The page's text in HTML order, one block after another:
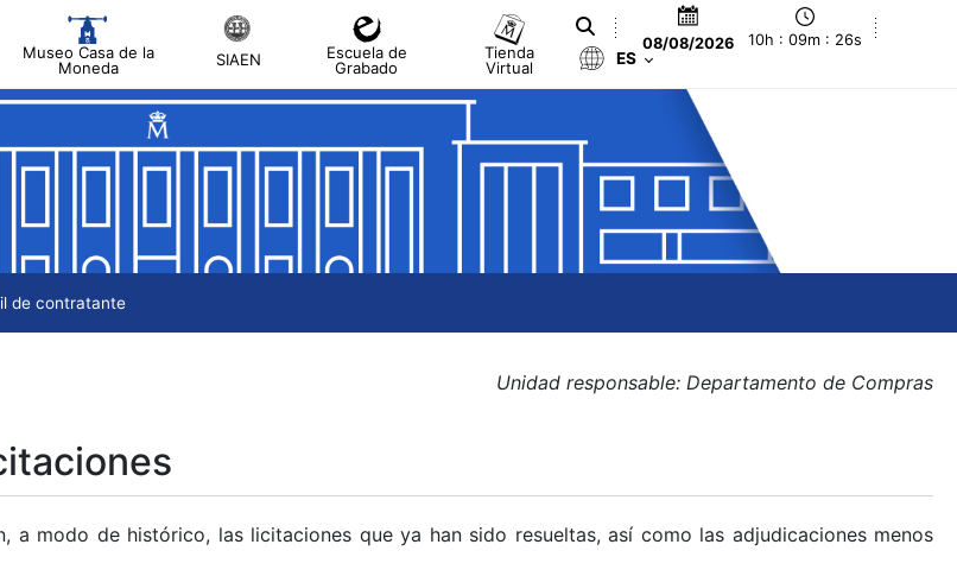
Museo Casa de la
Moneda
SIAEN
Escuela de
Grabado
Tienda
Virtual
08/08/2026 10h : 09m : 26s
ES
de contratante
Unidad responsable: Departamento de Compras
a modo de histórico, las licitaciones que ya han sido resueltas, así como las adjudicaciones menos